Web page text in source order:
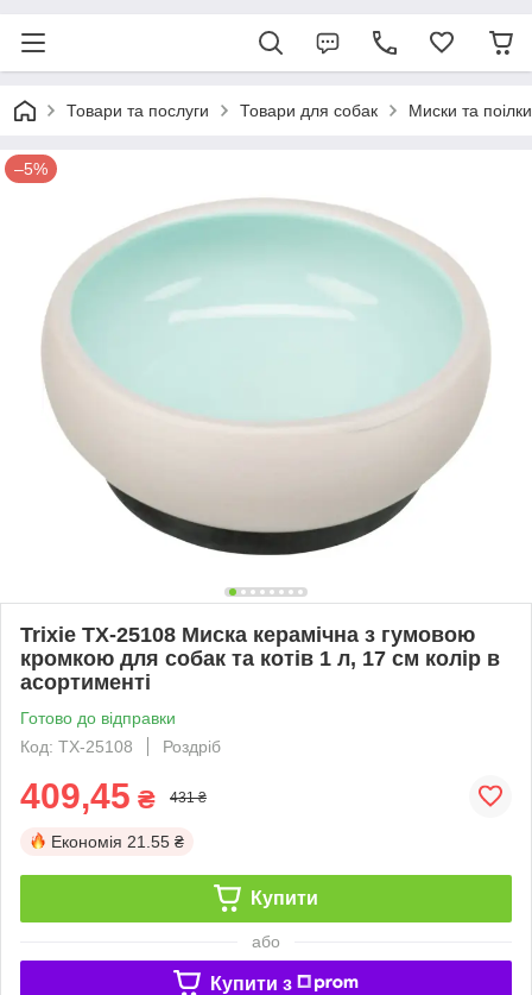
Товари та послуги Товари для собак Миски та
–5%
Trixie TX-25108 Миска керамічна з гумовою
кромкою для собак та котів 1 л, 17 см колір в
асортименті
Готово до відправки
Код: TX-25108
Роздріб
409,45 ₴ 431 ₴
Економія 21.55 ₴
Купити
або
Купити з